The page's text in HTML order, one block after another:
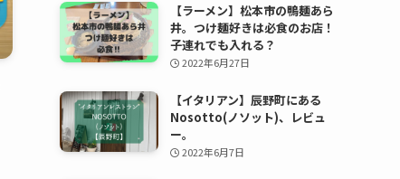
【ラーメン】松本市の鴨麺あら
井。つけ麺好きは必食のお店！
子連れでも入れる？
2022年6月27日
【イタリアン】辰野町にある
Nosotto(ノソット)、レビュ
ー。
2022年6月7日